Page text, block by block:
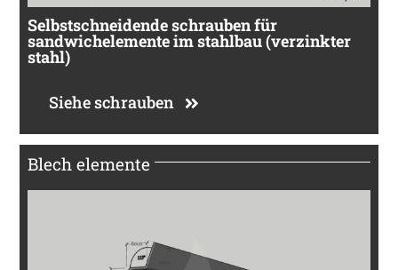
Selbstschneidende schrauben für
sandwichelemente im stahlbau (verzinkter
stahl)
Siehe schrauben
Blech elemente